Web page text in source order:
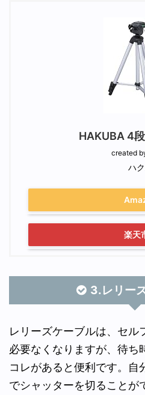
HAKUBA 4
created
ハ
楽天
3.レリー
レリーズケーブルは、セル
必要なくなりますが、待ち
コレがあると便利です。自
でシャッターを切ることが